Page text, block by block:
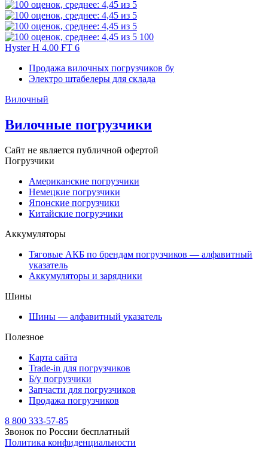
100
Hyster H 4.00 FT 6
Продажа вилочных погрузчиков бу
Электро штабелеры для склада
Вилочный
Вилочные погрузчики
Сайт не является публичной офертой
Погрузчики
Американские погрузчики
Немецкие погрузчики
Японские погрузчики
Китайские погрузчики
Аккумуляторы
Тяговые АКБ по брендам погрузчиков — алфавитный
указатель
Аккумуляторы и зарядники
Шины
Шины — алфавитный указатель
Полезное
Карта сайта
Trade-in для погрузчиков
Б/у погрузчики
Запчасти для погрузчиков
Продажа погрузчиков
8 800 333-57-85
Звонок по России бесплатный
Политика конфиденциальности